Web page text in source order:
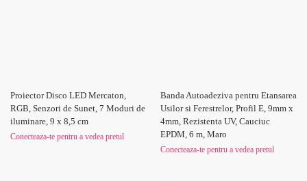
Proiector Disco LED Mercaton,
RGB, Senzori de Sunet, 7 Moduri de
iluminare, 9 x 8,5 cm
Conecteaza-te pentru a vedea pretul
Banda Autoadeziva pentru Etansarea
Usilor si Ferestrelor, Profil E, 9mm x
4mm, Rezistenta UV, Cauciuc
EPDM, 6 m, Maro
Conecteaza-te pentru a vedea pretul